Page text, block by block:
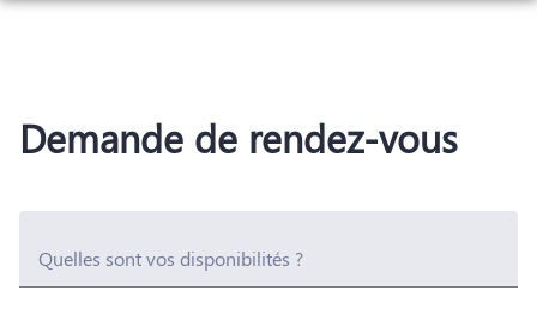
Aller
PRÉVOIR SES OBSÈQUES
SERVICES AUX FAMILLES
NOTRE CHAMBRE FUNERAIRE
Demande de rendez-vous
Quelles sont vos disponibilités ?